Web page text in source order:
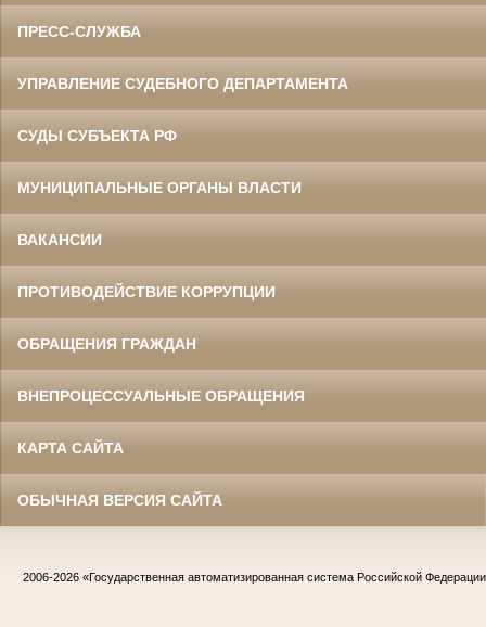
ПРЕСС-СЛУЖБА
УПРАВЛЕНИЕ СУДЕБНОГО ДЕПАРТАМЕНТА
СУДЫ СУБЪЕКТА РФ
МУНИЦИПАЛЬНЫЕ ОРГАНЫ ВЛАСТИ
ВАКАНСИИ
ПРОТИВОДЕЙСТВИЕ КОРРУПЦИИ
ОБРАЩЕНИЯ ГРАЖДАН
ВНЕПРОЦЕССУАЛЬНЫЕ ОБРАЩЕНИЯ
КАРТА САЙТА
ОБЫЧНАЯ ВЕРСИЯ САЙТА
2006-2026 «Государственная автоматизированная система Российской